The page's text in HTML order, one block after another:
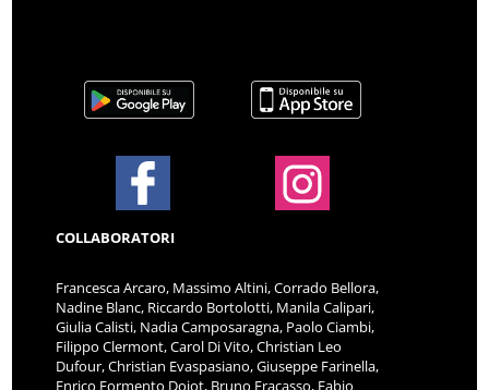
COLLABORATORI
Francesca Arcaro, Massimo Altini, Corrado Bellora,
Nadine Blanc, Riccardo Bortolotti, Manila Calipari,
Giulia Calisti, Nadia Camposaragna, Paolo Ciambi,
Filippo Clermont, Carol Di Vito, Christian Leo
Dufour, Christian Evaspasiano, Giuseppe Farinella,
Enrico Formento Dojot, Bruno Fracasso, Fabio